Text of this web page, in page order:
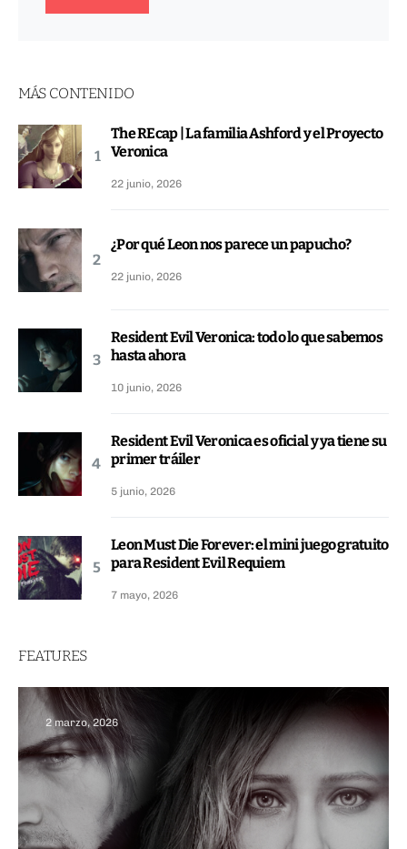
MÁS CONTENIDO
The REcap | La familia Ashford y el Proyecto
Veronica
22 junio, 2026
¿Por qué Leon nos parece un papucho?
22 junio, 2026
Resident Evil Veronica: todo lo que sabemos
hasta ahora
10 junio, 2026
Resident Evil Veronica es oficial y ya tiene su
primer tráiler
5 junio, 2026
Leon Must Die Forever: el mini juego gratuito
para Resident Evil Requiem
7 mayo, 2026
FEATURES
2 marzo, 2026